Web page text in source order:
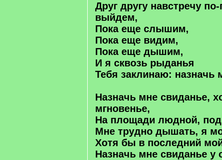
Друг другу навстречу
выйдем,
Пока еще слышим,
Пока еще видим,
Пока еще дышим,
И я сквозь рыданья
Тебя заклинаю: назначь
Назначь мне свиданье,
мгновенье,
На площади людной, под
Мне трудно дышать, я
Хотя бы в последний
Назначь мне свиданье у